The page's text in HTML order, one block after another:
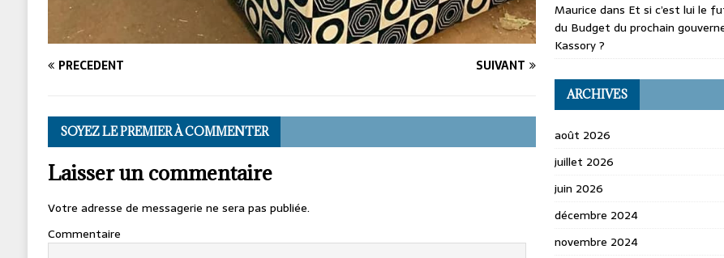
PRÉCÉDENT SUIVANT
SOYEZ LE PREMIER À COMMENTER
Laisser un commentaire
Votre adresse de messagerie ne sera pas publiée.
Commentaire
Maurice dans Et si c’est lui le
du Budget du prochain
Kassory ?
ARCHIVES
août 2026
juillet 2026
juin 2026
décembre 2024
novembre 2024